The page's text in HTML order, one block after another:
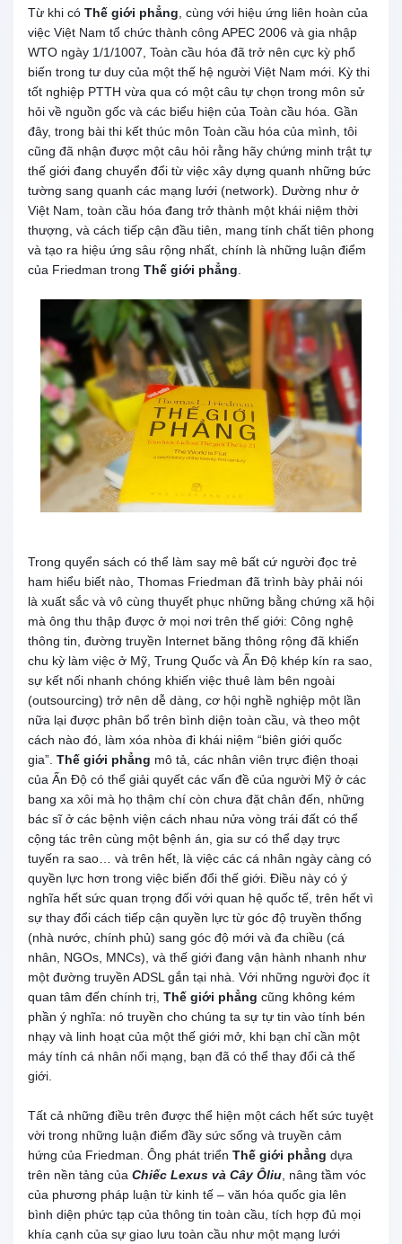
Từ khi có Thế giới phẳng , cùng với hiệu ứng liên hoàn của
việc Việt Nam tổ chức thành công APEC 2006 và gia nhập
WTO ngày 1/1/1007, Toàn cầu hóa đã trở nên cực kỳ phổ
biến trong tư duy của một thế hệ người Việt Nam mới. Kỳ thi
tốt nghiệp PTTH vừa qua có một câu tự chọn trong môn sử
hỏi về nguồn gốc và các biểu hiện của Toàn cầu hóa. Gần
đây, trong bài thi kết thúc môn Toàn cầu hóa của mình, tôi
cũng đã nhận được một câu hỏi rằng hãy chứng minh trật tự
thế giới đang chuyển đổi từ việc xây dựng quanh những bức
tường sang quanh các mạng lưới (network). Dường như ở
Việt Nam, toàn cầu hóa đang trở thành một khái niệm thời
thượng, và cách tiếp cận đầu tiên, mang tính chất tiên phong
và tạo ra hiệu ứng sâu rộng nhất, chính là những luận điểm
của Friedman trong Thế giới phẳng
Trong quyển sách có thể làm say mê bất cứ người đọc trẻ
ham hiểu biết nào, Thomas Friedman đã trình bày phải nói
là xuất sắc và vô cùng thuyết phục những bằng chứng xã hội
mà ông thu thập được ở mọi nơi trên thế giới: Công nghệ
thông tin, đường truyền Internet băng thông rộng đã khiến
chu kỳ làm việc ở Mỹ, Trung Quốc và Ấn Độ khép kín ra sao,
sự kết nối nhanh chóng khiến việc thuê làm bên ngoài
(outsourcing) trở nên dễ dàng, cơ hội nghề nghiệp một lần
nữa lại được phân bổ trên bình diện toàn cầu, và theo một
cách nào đó, làm xóa nhòa đi khái niệm “biên giới quốc
gia”. Thế giới phẳng mô tả, các nhân viên trực điện thoại
của Ấn Độ có thể giải quyết các vấn đề của người Mỹ ở các
bang xa xôi mà họ thậm chí còn chưa đặt chân đến, những
bác sĩ ở các bệnh viện cách nhau nửa vòng trái đất có thể
cộng tác trên cùng một bệnh án, gia sư có thể dạy trực
tuyến ra sao… và trên hết, là việc các cá nhân ngày càng có
quyền lực hơn trong việc biến đổi thế giới. Điều này có ý
nghĩa hết sức quan trọng đối với quan hệ quốc tế, trên hết vì
sự thay đổi cách tiếp cận quyền lực từ góc độ truyền thống
(nhà nước, chính phủ) sang góc độ mới và đa chiều (cá
nhân, NGOs, MNCs), và thế giới đang vận hành nhanh như
một đường truyền ADSL gắn tại nhà. Với những người đọc ít
quan tâm đến chính trị, Thế giới phẳng cũng không kém
phần ý nghĩa: nó truyền cho chúng ta sự tự tin vào tính bén
nhạy và linh hoạt của một thế giới mở, khi bạn chỉ cần một
máy tính cá nhân nối mạng, bạn đã có thể thay đổi cả thế
giới.
Tất cả những điều trên được thể hiện một cách hết sức tuyệt
vời trong những luận điểm đầy sức sống và truyền cảm
hứng của Friedman. Ông phát triển Thế giới phẳng dựa
trên nền tảng của Chiếc Lexus và Cây Ôliu, nâng tầm vóc
của phương pháp luận từ kinh tế – văn hóa quốc gia lên
bình diện phức tạp của thông tin toàn cầu, tích hợp đủ mọi
khía cạnh của sự giao lưu toàn cầu như một mạng lưới